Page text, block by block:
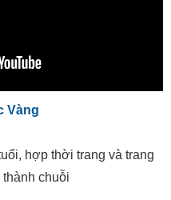
Vàng
hợp thời trang và trang
chuỗi